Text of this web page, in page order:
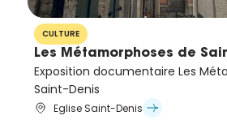
CULTURE
Les Métamorphoses de
Exposition documentaire Les
Saint-Denis
Eglise Saint-Denis